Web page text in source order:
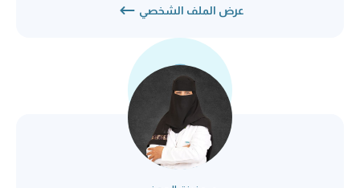
عرض الملف الشخصي